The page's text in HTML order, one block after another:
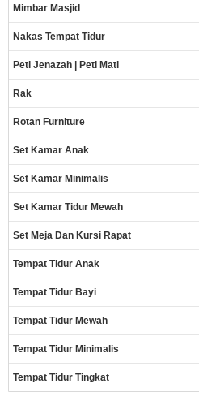
Mimbar Masjid
Nakas Tempat Tidur
Peti Jenazah | Peti Mati
Rak
Rotan Furniture
Set Kamar Anak
Set Kamar Minimalis
Set Kamar Tidur Mewah
Set Meja Dan Kursi Rapat
Tempat Tidur Anak
Tempat Tidur Bayi
Tempat Tidur Mewah
Tempat Tidur Minimalis
Tempat Tidur Tingkat